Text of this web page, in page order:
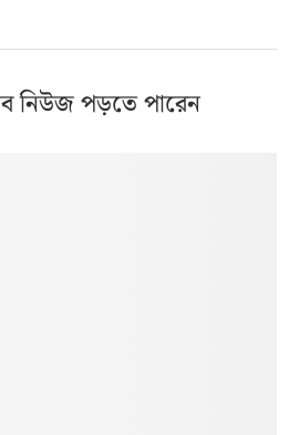
নিউজ পড়তে পারেন